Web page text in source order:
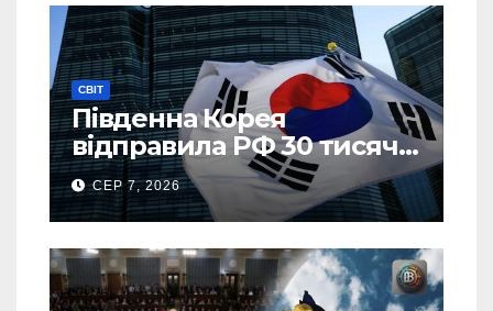
СВІТ
Південна Корея
відправила РФ 30 тисяч
тонн авіапалива
СЕР 7, 2026